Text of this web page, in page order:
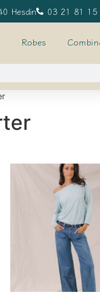
Hesdin 03 21 81 15
Robes